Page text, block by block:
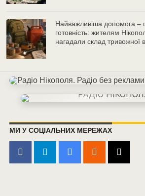
Найважливіша допомога –
готовність: жителям
нагадали склад тривожної
МИ У СОЦІАЛЬНИХ МЕРЕЖАХ